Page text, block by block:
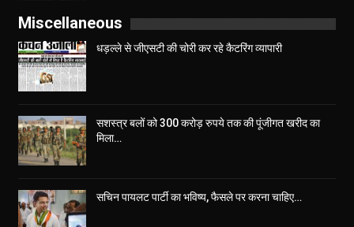
Miscellaneous
धड़ल्ले से जीएसटी की चोरी कर रहे कैटरिंग व्यापारी
सशस्त्र बलों को 300 करोड़ रुपये तक की पूंजीगत खरीद का
मिला…
सचिन पायलट पार्टी का भविष्य, फैसले पर करना चाहिए…